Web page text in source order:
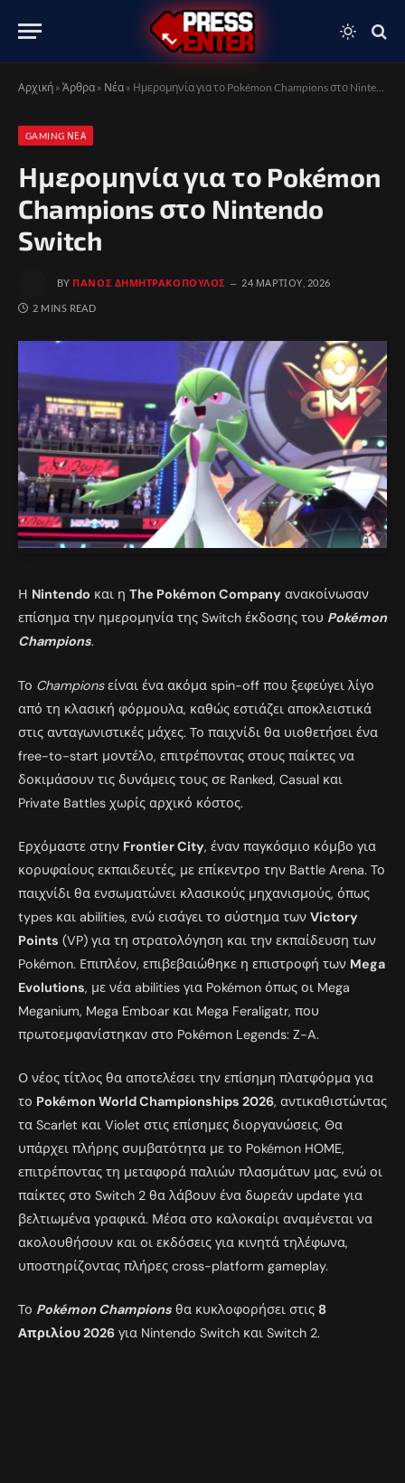
Αρχική » Άρθρα » Νέα » Ημερομηνία για το Pokémon Champions στο Nintendo Switch
GAMING ΝΈΑ
Ημερομηνία για το Pokémon
Champions στο Nintendo
Switch
BY ΠΆΝΟΣ ΔΗΜΗΤΡΑΚΌΠΟΥΛΟΣ 24 ΜΑΡΤΊΟΥ, 2026
2 MINS READ
Η Nintendo και η The Pokémon Company ανακοίνωσαν
επίσημα την ημερομηνία της Switch έκδοσης του Pokémon
Champions.
Το Championsείναι ένα ακόμα spin-off που ξεφεύγει λίγο
από τη κλασική φόρμουλα, καθώς εστιάζει αποκλειστικά
στις ανταγωνιστικές μάχες. Το παιχνίδι θα υιοθετήσει ένα
free-to-start μοντέλο, επιτρέποντας στους παίκτες να
δοκιμάσουν τις δυνάμεις τους σε Ranked, Casual και
Private Battles χωρίς αρχικό κόστος.
Ερχόμαστε στην Frontier City, έναν παγκόσμιο κόμβο για
κορυφαίους εκπαιδευτές, με επίκεντρο την Battle Arena. Το
παιχνίδι θα ενσωματώνει κλασικούς μηχανισμούς, όπως
types και abilities, ενώ εισάγει το σύστημα των Victory
Points (VP) για τη στρατολόγηση και την εκπαίδευση των
Pokémon. Επιπλέον, επιβεβαιώθηκε η επιστροφή των Mega
Evolutions, με νέα abilities για Pokémon όπως οι Mega
Meganium, Mega Emboar και Mega Feraligatr, που
πρωτοεμφανίστηκαν στο Pokémon Legends: Z-A.
Ο νέος τίτλος θα αποτελέσει την επίσημη πλατφόρμα για
το Pokémon World Championships 2026, αντικαθιστώντας
τα Scarlet και Violet στις επίσημες διοργανώσεις. Θα
υπάρχει πλήρης συμβατότητα με το Pokémon HOME,
επιτρέποντας τη μεταφορά παλιών πλασμάτων μας, ενώ οι
παίκτες στο Switch 2 θα λάβουν ένα δωρεάν update για
βελτιωμένα γραφικά. Μέσα στο καλοκαίρι αναμένεται να
ακολουθήσουν και οι εκδόσεις για κινητά τηλέφωνα,
υποστηρίζοντας πλήρες cross-platform gameplay.
Το Pokémon Champions θα κυκλοφορήσει στις 8
Απριλίου 2026 για Nintendo Switch και Switch 2.